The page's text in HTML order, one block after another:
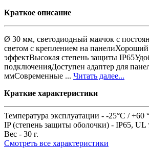
Краткое описание
Ø 30 мм, светодиодный маячок с
светом с креплением на
эффектВысокая степень защиты
подключенияДоступен адаптер для
ммСовременные ... Читать далее...
Краткие характеристики
Температура эксплуатации - -25°C / +60
IP (степень защиты оболочки) - IP65, UL
Вес - 30 г.
Смотреть все характеристики